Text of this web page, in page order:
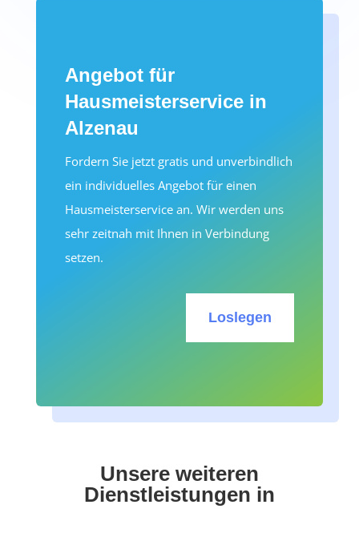
Angebot für
Hausmeisterservice in
Alzenau
Fordern Sie jetzt gratis und unverbindlich
ein individuelles Angebot für einen
Hausmeisterservice an. Wir werden uns
sehr zeitnah mit Ihnen in Verbindung
setzen.
Loslegen
Unsere weiteren
Dienstleistungen in